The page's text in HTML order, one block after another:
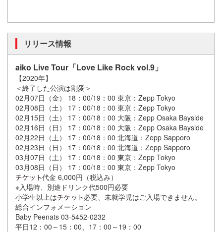
リリース情報
aiko Live Tour「Love Like Rock vol.9」
【2020年】
＜終了した公演は割愛＞
02月07日（金） 18：00/19：00 東京：Zepp Tokyo
02月08日（土） 17：00/18：00 東京：Zepp Tokyo
02月15日（土） 17：00/18：00 大阪：Zepp Osaka Bayside
02月16日（日） 17：00/18：00 大阪：Zepp Osaka Bayside
02月22日（土） 17：00/18：00 北海道：Zepp Sapporo
02月23日（日） 17：00/18：00 北海道：Zepp Sapporo
03月07日（土） 17：00/18：00 東京：Zepp Tokyo
03月08日（日） 17：00/18：00 東京：Zepp Tokyo
代金 6,000円（税込み）
※入場時、別途ドリンク代500円必要
小学生以上は
必要、未就学児はご入場できません。
総合インフォメーション
Baby Peenats 03-5452-0232
平日12：00～15：00、17：00～19：00